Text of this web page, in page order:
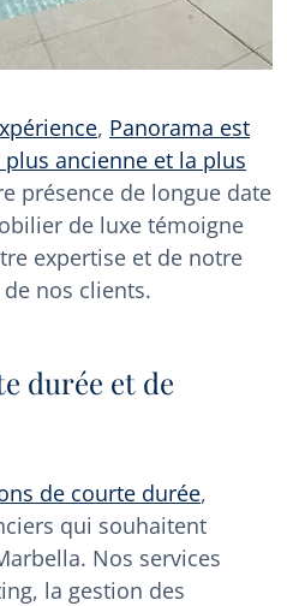
, Panorama est
ancienne et la plus
présence de longue date
de luxe témoigne
expertise et de notre
nos clients.
durée et de
de courte durée,
qui souhaitent
Nos services
la gestion des